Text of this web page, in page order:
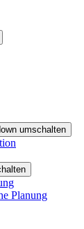
umschalten
Planung